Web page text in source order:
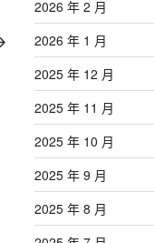
2026 年 2 月
2026 年 1 月
2025 年 12 月
2025 年 11 月
2025 年 10 月
2025 年 9 月
2025 年 8 月